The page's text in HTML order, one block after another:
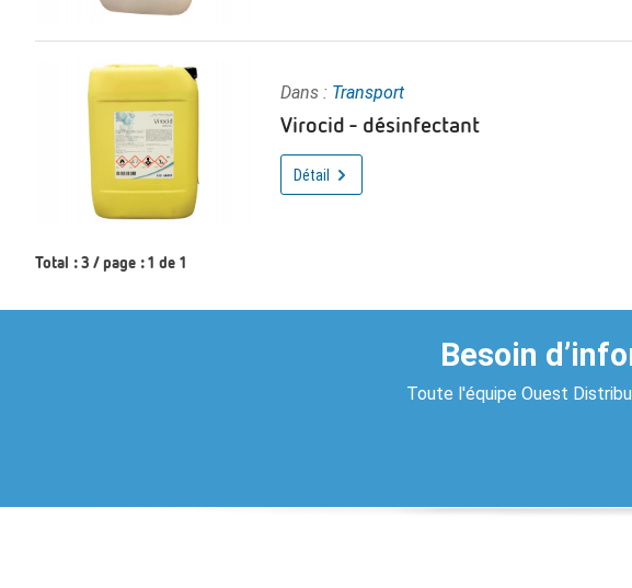
Dans : Transport
Virocid - désinfectant
Détail
Total : 3 / page : 1 de 1
Besoin
Toute l'équipe Ouest